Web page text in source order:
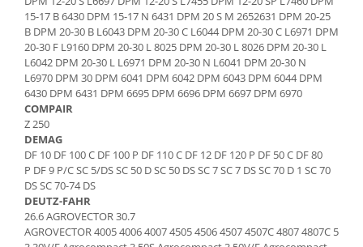
Senzor temperatura apa
Burduf pentru intrerupator
Contact 2 pozitii
Contact 3 pozitii
Contact 4 pozitii
Butoane
Selector 2 pozitii
Selector 3 pozitii
Intrerupator basculant 2 pozitii
Intrerupator 3 pozitii
Relee 12V
Piese Bomag
Piese Bobard
Piese Barthoud
Piese Baretta
Piese Benford
Piese Benati
Piese Belarus
Piese Baumann
Piese Barford
Piese Antonio Carraro
15-17 B 6430 DPM 15-17 N 6431 DPM 20 S M 2652631 DPM 20-25
B DPM 20-30 B L6043 DPM 20-30 C L6044 DPM 20-30 C L6971 DPM
20-30 F L9160 DPM 20-30 L 8025 DPM 20-30 L 8026 DPM 20-30 L
L6042 DPM 20-30 L L6971 DPM 20-30 N L6041 DPM 20-30 N
L6970 DPM 30 DPM 6041 DPM 6042 DPM 6043 DPM 6044 DPM
6430 DPM 6431 DPM 6695 DPM 6696 DPM 6697 DPM 6970
COMPAIR
Z 250
DEMAG
DF 10 DF 100 C DF 100 P DF 110 C DF 12 DF 120 P DF 50 C DF 80
P DF 9 P/C SC 5/DS SC 50 D SC 50 DS SC 7 SC 7 DS SC 70 D 1 SC 70
DS SC 70-74 DS
DEUTZ-FAHR
26.6 AGROVECTOR 30.7
AGROVECTOR 4005 4006 4007 4505 4506 4507 4507C 4807 4807C